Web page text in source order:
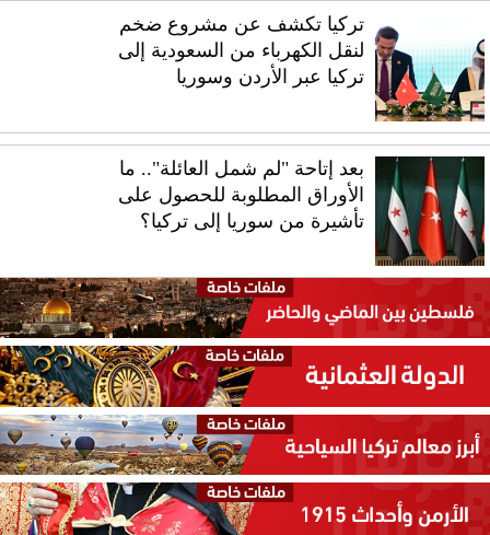
تركيا تكشف عن مشروع ضخم
لنقل الكهرباء من السعودية إلى
تركيا عبر الأردن وسوريا
بعد إتاحة "لم شمل العائلة".. ما
الأوراق المطلوبة للحصول على
تأشيرة من سوريا إلى تركيا؟